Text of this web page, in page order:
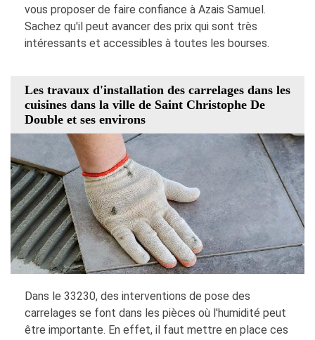
vous proposer de faire confiance à Azais Samuel.
Sachez qu'il peut avancer des prix qui sont très
intéressants et accessibles à toutes les bourses.
Les travaux d'installation des carrelages dans les
cuisines dans la ville de Saint Christophe De
Double et ses environs
Dans le 33230, des interventions de pose des
carrelages se font dans les pièces où l'humidité peut
être importante. En effet, il faut mettre en place ces